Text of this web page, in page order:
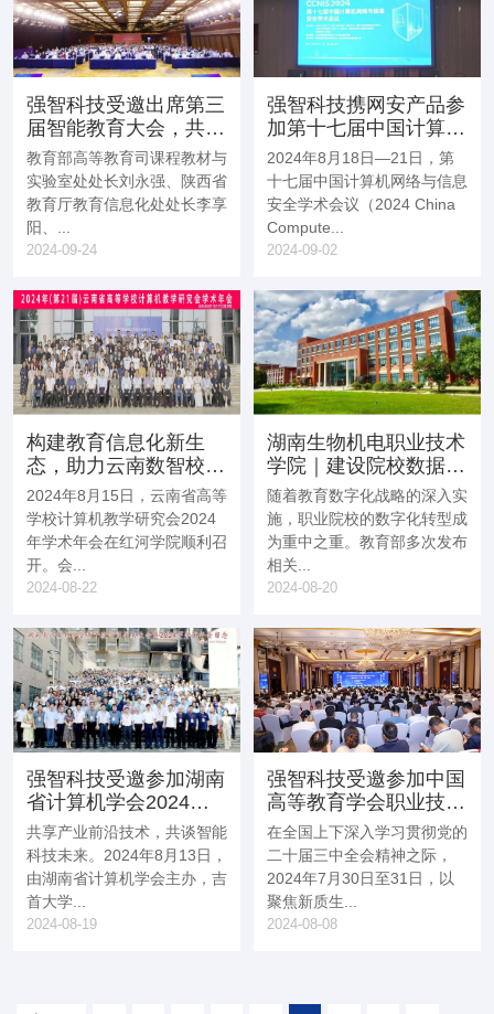
强智科技受邀出席第三
届智能教育大会，共促
数智教育创新发展
教育部高等教育司课程教材与
实验室处处长刘永强、陕西省
教育厅教育信息化处处长李享
阳、...
2024-09-24
强智科技携网安产品参
加第十七届中国计算机
网络与信息安全学术会
议
2024年8月18日—21日，第
十七届中国计算机网络与信息
安全学术会议（2024 China
Compute...
2024-09-02
构建教育信息化新生
态，助力云南数智校园
建设
2024年8月15日，云南省高等
学校计算机教学研究会2024
年学术年会在红河学院顺利召
开。会...
2024-08-22
湖南生物机电职业技术
学院｜建设院校数据中
台，助力数字基座对
接，推动学校数字化发
展
随着教育数字化战略的深入实
施，职业院校的数字化转型成
为重中之重。教育部多次发布
相关...
2024-08-20
强智科技受邀参加湖南
省计算机学会2024年
学术年会，并作技术报
告
共享产业前沿技术，共谈智能
科技未来。2024年8月13日，
由湖南省计算机学会主办，吉
首大学...
2024-08-19
强智科技受邀参加中国
高等教育学会职业技术
教育分会2024年学术
年会，并作主题报告
在全国上下深入学习贯彻党的
二十届三中全会精神之际，
2024年7月30日至31日，以
聚焦新质生...
2024-08-08